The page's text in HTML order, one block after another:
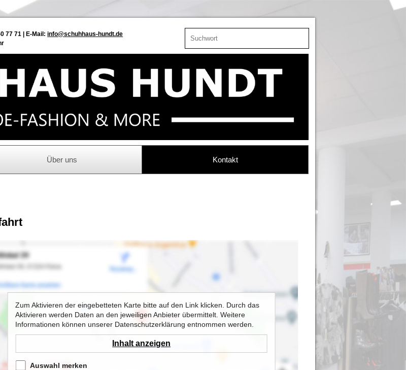
77 71 E-Mail:info@schuhhaus-hundt.de
Über uns Kontakt
Zum Aktivieren der eingebetteten Karte bitte auf den Link klicken. Durch das
Aktivieren werden Daten an den jeweiligen Anbieter übermittelt. Weitere
Informationen können unserer Datenschutzerklärung entnommen werden.
Inhalt anzeigen
Auswahl merken